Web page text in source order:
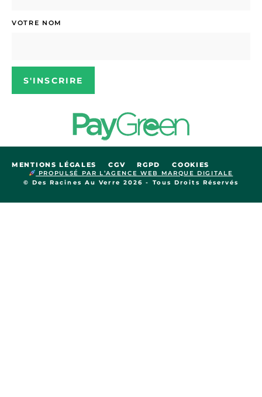
VOTRE NOM
S'INSCRIRE
© Des Racines Au Verre 2026 - Tous Droits Réservés
PROPULSÉ PAR L’AGENCE WEB MARQUE DIGITALE
MENTIONS LÉGALES CGV RGPD COOKIES